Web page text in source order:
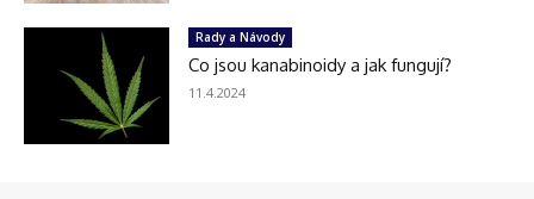
Rady a Návody
Co jsou kanabinoidy a jak fungují?
11.4.2024